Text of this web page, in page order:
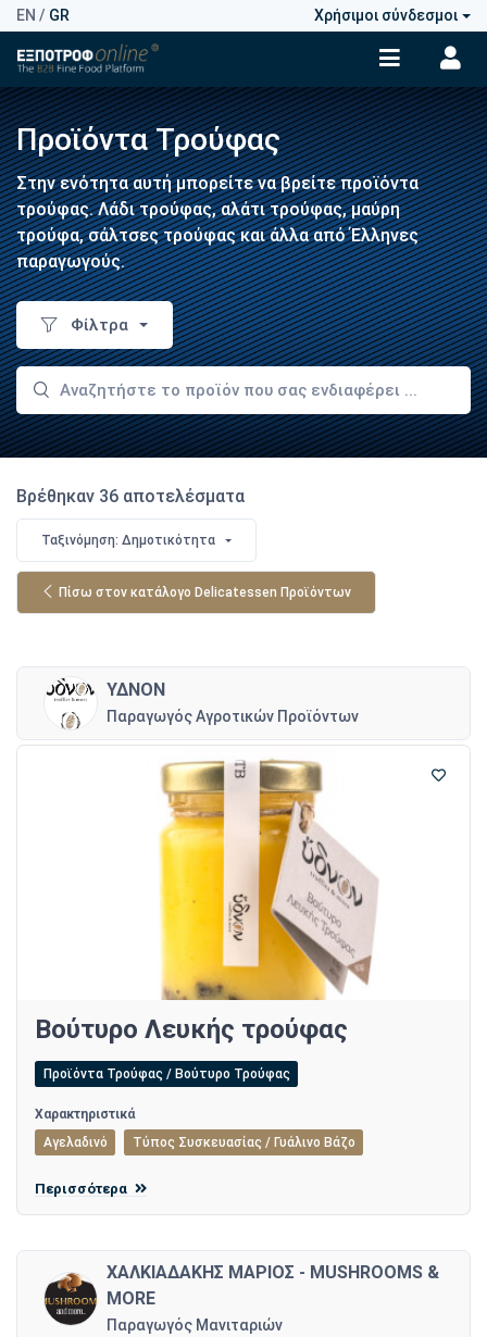
EN / GR Χρήσιμοι σύνδεσμοι
Προϊόντα Τρούφας
Στην ενότητα αυτή μπορείτε να βρείτε προϊόντα
τρούφας. Λάδι τρούφας, αλάτι τρούφας, μαύρη
τρούφα, σάλτσες τρούφας και άλλα από Έλληνες
παραγωγούς.
Φίλτρα
Βρέθηκαν 36 αποτελέσματα
Ταξινόμηση: Δημοτικότητα
Πίσω στον κατάλογο Delicatessen Προϊόντων
ΥΔΝΟΝ
Παραγωγός Αγροτικών Προϊόντων
Βούτυρο Λευκής τρούφας
Προϊόντα Τρούφας / Βούτυρο Τρούφας
Χαρακτηριστικά
Αγελαδινό
Τύπος Συσκευασίας / Γυάλινο Βάζο
Περισσότερα
ΧΑΛΚΙΑΔΑΚΗΣ ΜΑΡΙΟΣ - MUSHROOMS &
MORE
Παραγωγός Μανιταριών